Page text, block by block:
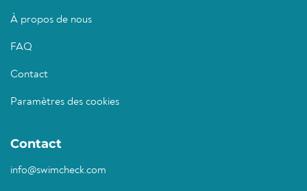
À propos de nous
FAQ
Contact
Paramètres des cookies
Contact
info@swimcheck.com